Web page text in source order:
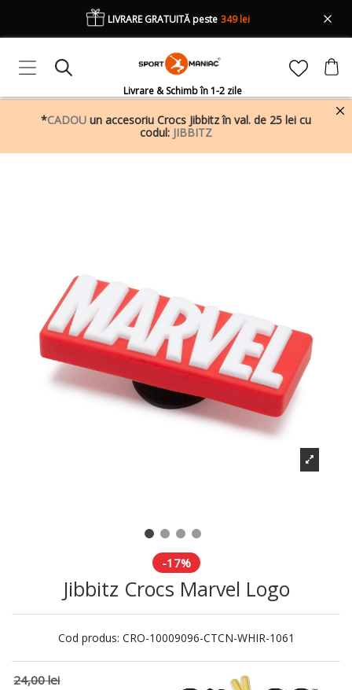
Livrare & Schimb în 1-2 zile
LIVRARE GRATUITĂ peste 349 lei
*CADOU un accesoriu Crocs Jibbitz în val. de 25 lei cu
codul: JIBBITZ
-17%
Jibbitz Crocs Marvel Logo
Cod produs: CRO-10009096-CTCN-WHIR-1061
24,00 lei